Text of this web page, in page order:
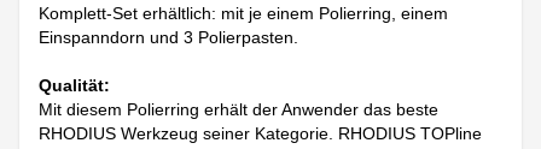
Komplett-Set erhältlich: mit je einem Polierring, einem
Einspanndorn und 3 Polierpasten.
Qualität:
Mit diesem Polierring erhält der Anwender das beste
RHODIUS Werkzeug seiner Kategorie. RHODIUS TOPline